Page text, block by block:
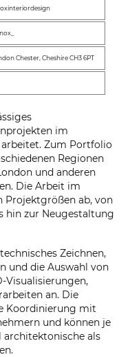
Chester, Cheshire CH3 6PT
im
Zum Portfolio
Regionen
und anderen
Die Arbeit im
Projektgrößen ab, von
hin zur Neugestaltung
Zeichnen,
und die Auswahl von
Visualisierungen,
an. Die
Koordinierung mit
und können je
architektonische als